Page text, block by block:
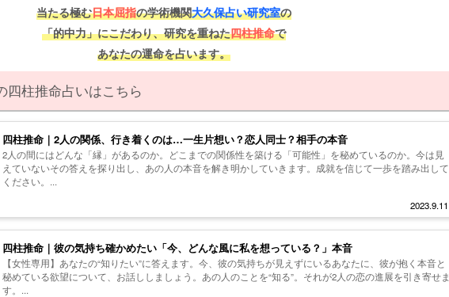
当たる極む日本屈指の学術機関大久保占い研究室の
「的中力」にこだわり、研究を重ねた四柱推命で
あなたの運命を占います。
四柱推命占いはこちら
四柱推命｜2人の関係、行き着くのは…一生片想い？恋人同士？相手の本音
2023.9.11
2人の間にはどんな「縁」があるのか。どこまでの関係性を築ける「可能性」を秘めているのか。今は見
えていないその答えを探り出し、あの人の本音を解き明かしていきます。成就を信じて一歩を踏み出して
ください。...
四柱推命｜彼の気持ち確かめたい「今、どんな風に私を想っている？」本音
【女性専用】あなたの“知りたい”に答えます。今、彼の気持ちが見えずにいるあなたに、彼が抱く本音と
秘めている欲望について、お話ししましょう。あの人のことを“知る”。それが2人の恋の進展を引き寄せま
す。...